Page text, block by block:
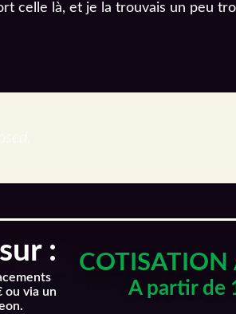
celle là, et je la trouvais un peu
:
ou via un
COTISATION
A partir de